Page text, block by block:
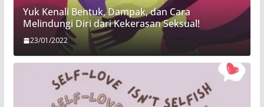
Yuk Kenali Bentuk, Dampak, dan Cara
Melindungi Diri dari Kekerasan Seksual!
23/01/2022